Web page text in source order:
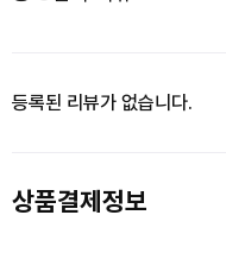
등록된 리뷰가 없습니다.
상품결제정보